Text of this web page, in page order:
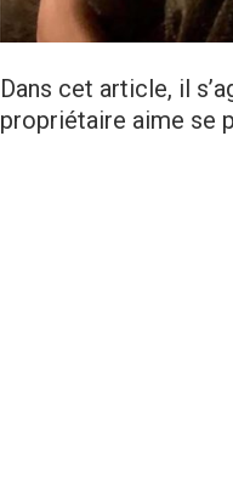
Dans cet article, il
propriétaire aime se